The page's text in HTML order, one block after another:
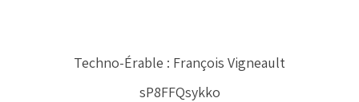
Techno-Érable : François Vigneault
sP8FFQsykko